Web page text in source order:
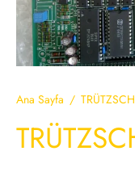
Ana Sayfa /
Politikası